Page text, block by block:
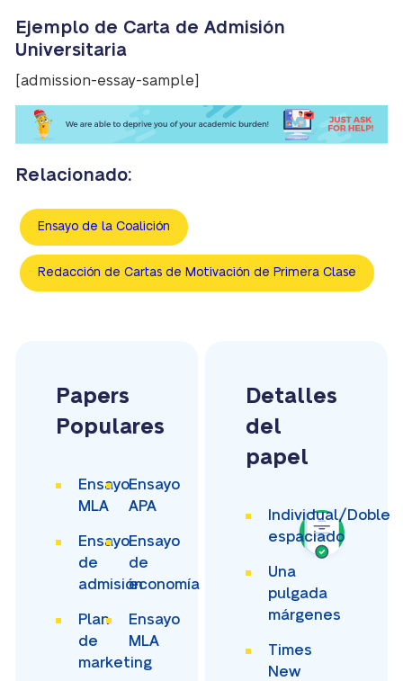
Ejemplo de Carta de Admisión
Universitaria
[admission-essay-sample]
Relacionado:
Ensayo de la Coalición
Redacción de Cartas de Motivación de Primera Clase
Papers
Populares
Ensayo
MLA
Ensayo
APA
Ensayo
de
admisión
Ensayo
de
economía
Plan
de
marketing
Ensayo
MLA
Detalles
del
papel
Individual/Doble
espaciado
Una
pulgada
márgenes
Times
New